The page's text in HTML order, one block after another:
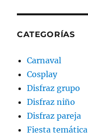
CATEGORÍAS
Carnaval
Cosplay
Disfraz grupo
Disfraz niño
Disfraz pareja
Fiesta temática